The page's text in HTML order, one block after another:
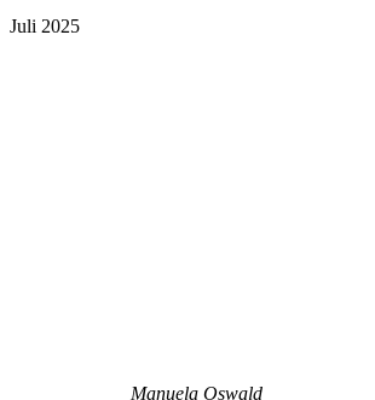
Juli 2025
Manuela Oswald